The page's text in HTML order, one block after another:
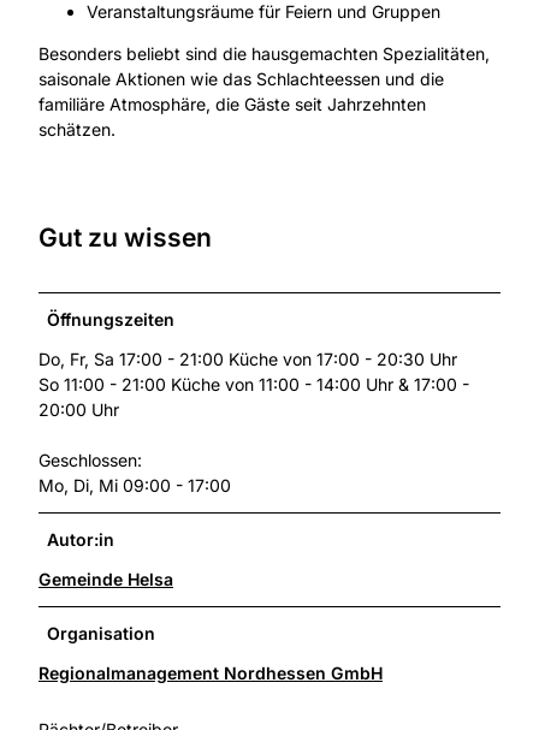
Veranstaltungsräume für Feiern und Gruppen
Besonders beliebt sind die hausgemachten Spezialitäten,
saisonale Aktionen wie das Schlachteessen und die
familiäre Atmosphäre, die Gäste seit Jahrzehnten
schätzen.
Gut zu wissen
Öffnungszeiten
Do, Fr, Sa 17:00 - 21:00 Küche von 17:00 - 20:30 Uhr
So 11:00 - 21:00 Küche von 11:00 - 14:00 Uhr & 17:00 -
20:00 Uhr
Geschlossen:
Mo, Di, Mi 09:00 - 17:00
Autor:in
Gemeinde Helsa
Organisation
Regionalmanagement Nordhessen GmbH